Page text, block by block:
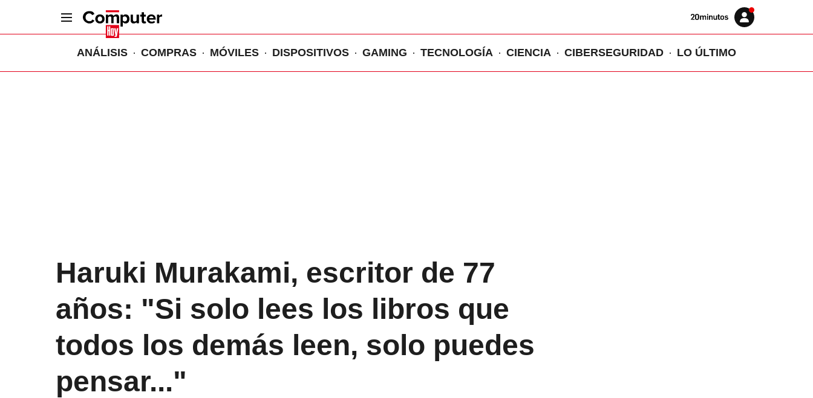
Volver
Iniciar
sesión
ANÁLISIS COMPRAS MÓVILES DISPOSITIVOS GAMING TECNOLOGÍA CIENCIA CIBERSEGURIDAD LO ÚLTIMO
Haruki Murakami, escritor de 77
años: "Si solo lees los libros que
todos los demás leen, solo puedes
pensar..."